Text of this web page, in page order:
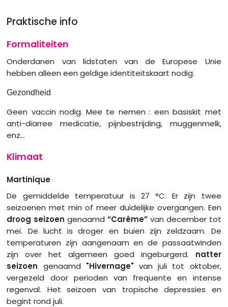
Praktische info
Formaliteiten
Onderdanen van lidstaten van de Europese Unie
hebben alleen een geldige identiteitskaart nodig.
Gezondheid
Geen vaccin nodig. Mee te nemen : een basiskit met
anti-diarree medicatie, pijnbestrijding, muggenmelk,
enz...
Klimaat
Martinique
De gemiddelde temperatuur is 27 °C. Er zijn twee
seizoenen met min of meer duidelijke overgangen. Een
droog seizoen genaamd“Carême” van december tot
mei. De lucht is droger en buien zijn zeldzaam. De
temperaturen zijn aangenaam en de passaatwinden
zijn over het algemeen goed ingeburgerd. natter
seizoen genaamd "Hivernage" van juli tot oktober,
vergezeld door perioden van frequente en intense
regenval. Het seizoen van tropische depressies en
begint rond juli.